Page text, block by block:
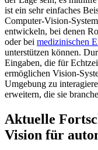
ist ein sehr einfaches
Computer-Vision-
entwickeln, bei denen
oder bei medizinischen
unterstützen können.
Eingaben, die für
ermöglichen Vision-
Umgebung zu
erweitern, die sie
Aktuelle
Vision für